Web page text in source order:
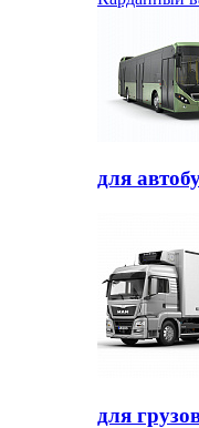
для
для